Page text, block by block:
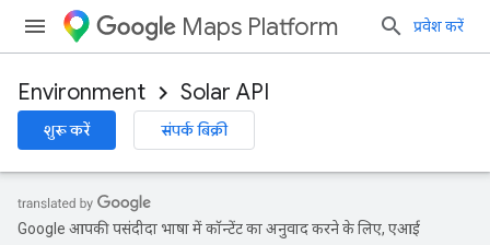
Maps Platform प्रवेश करें
Environment Solar API
शुरू करें संपर्क बिक्री
Google आपकी पसंदीदा भाषा में कॉन्टेंट का अनुवाद करने के लिए, एआई